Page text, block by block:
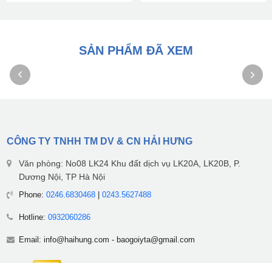
SẢN PHẨM ĐÃ XEM
CÔNG TY TNHH TM DV & CN HẢI HƯNG
Văn phòng: No08 LK24 Khu đất dịch vụ LK20A, LK20B, P.
Dương Nội, TP Hà Nội
Phone: 0246.6830468| 0243.5627488
Hotline: 0932060286
Email: info@haihung.com - baogoiyta@gmail.com